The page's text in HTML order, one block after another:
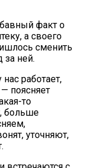
факт о
а своего
сменить
за ней.
работает,
поясняет
то
больше
уточняют,